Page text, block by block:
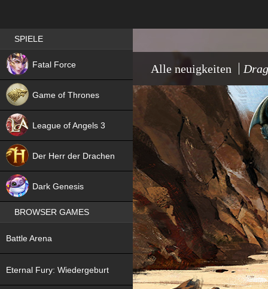
Alle neuigkeiten
Best RPG games in Germany
SPIELE
Fatal Force
NEW
Game of Thrones
League of Angels 3
Der Herr der Drachen
Dark Genesis
NEW
BROWSER GAMES
Battle Arena
Eternal Fury: Wiedergeburt